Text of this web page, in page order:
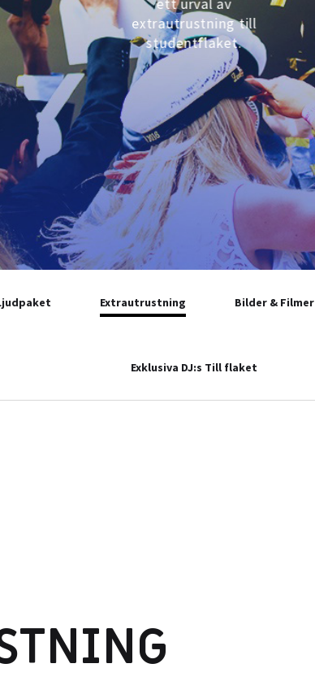
extrautrustning till
studentflaket.
Extrautrustning Bilder & Filmer
Exklusiva DJ:s Till flaket